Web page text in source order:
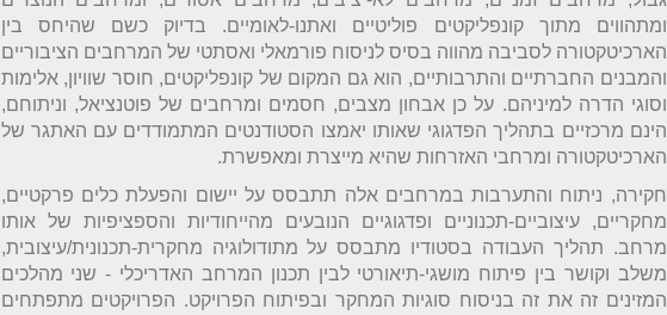
ומתהווים מתוך קונפליקטים פוליטיים ואתנו-לאומיים. בדיוק כשם שהיחס בין
הארכיטקטורה לסביבה מהווה בסיס לניסוח פורמאלי ואסתטי של המרחבים הציבוריים
והמבנים החברתיים והתרבותיים, הוא גם המקום של קונפליקטים, חוסר שוויון, אלימות
וסוגי הדרה למיניהם. על כן אבחון מצבים, חסמים ומרחבים של פוטנציאל, וניתוחם,
הינם מרכזיים בתהליך הפדגוגי שאותו יאמצו הסטודנטים המתמודדים עם האתגר של
הארכיטקטורה ומרחבי האזרחות שהיא מייצרת ומאפשרת.
חקירה, ניתוח והתערבות במרחבים אלה תתבסס על יישום והפעלת כלים פרקטיים,
מחקריים, עיצוביים-תכנוניים ופדגוגיים הנובעים מהייחודיות והספציפיות של אותו
מרחב. תהליך העבודה בסטודיו מתבסס על מתודולוגיה מחקרית-תכנונית/עיצובית,
משלב וקושר בין פיתוח מושגי-תיאורטי לבין תכנון המרחב האדריכלי - שני מהלכים
המזינים זה את זה בניסוח סוגיות המחקר ובפיתוח הפרויקט. הפרויקטים מתפתחים